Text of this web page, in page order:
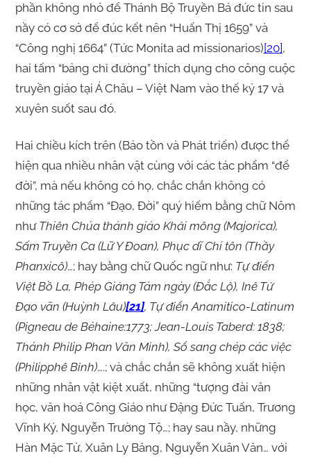
phần không nhỏ để Thánh Bộ Truyền Bá đức tin sau
nầy có cơ sở để đúc kết nên “Huấn Thị 1659” và
“Công nghị 1664” (Tức Monita ad missionarios)[20],
hai tấm “bảng chỉ đường” thích dụng cho công cuộc
truyền giáo tại Á Châu – Việt Nam vào thế kỷ 17 và
xuyên suốt sau đó.
Hai chiều kích trên (Bảo tồn và Phát triển) được thể
hiện qua nhiều nhân vật cùng với các tác phẩm “để
đời”, mà nếu không có họ, chắc chắn không có
những tác phẩm “Đạo, Đời” quý hiếm bằng chữ Nôm
như Thiên Chúa thánh giáo Khải mông (Majorica),
Sấm Truyền Ca (Lữ Y Đoan), Phục dĩ Chí tôn (Thầy
Phanxicô)…; hay bằng chữ Quốc ngữ như: Tự điển
Việt Bồ La, Phép Giảng Tám ngày (Đắc Lộ), Inê Tử
Đạo vãn (Huỳnh Lâu)[21], Tự điển Anamitico-Latinum
(Pigneau de Béhaine:1773; Jean-Louis Taberd: 1838;
Thánh Philip Phan Văn Minh), Sổ sang chép các việc
(Philipphê Bỉnh)….; và chắc chắn sẽ không xuất hiện
những nhân vật kiệt xuất, những “tượng đài văn
học, văn hoá Công Giáo như Đặng Đức Tuấn, Trương
Vĩnh Ký, Nguyễn Trường Tộ…; hay sau nầy, những
Hàn Mặc Tử, Xuân Ly Băng, Nguyễn Xuân Văn… với